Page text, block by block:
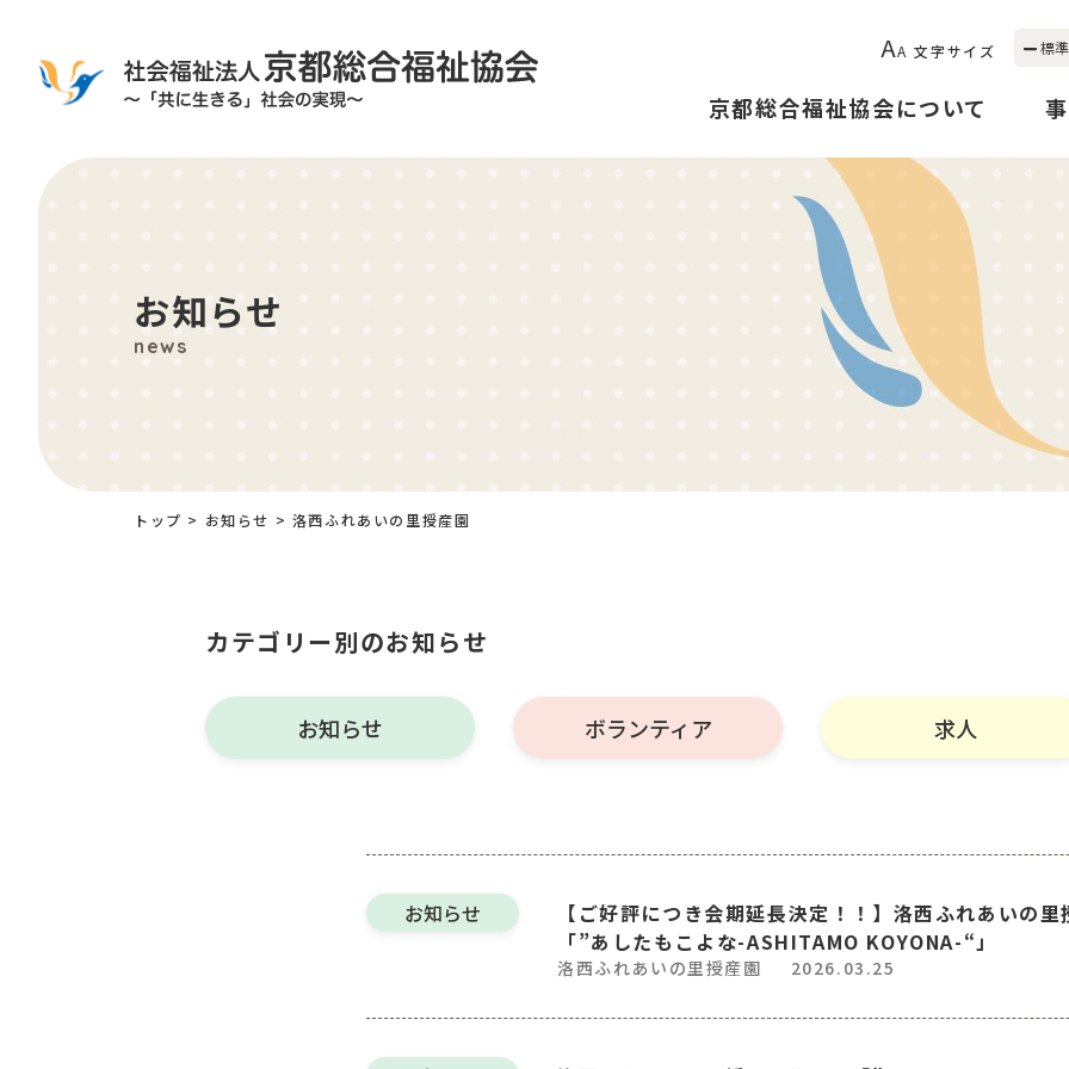
AA 文字サイズ 標準
京都総合福祉協会について
お知らせ
news
トップ > お知らせ > 洛西ふれあいの里授産園
カテゴリー別のお知らせ
お知らせ ボランティア 求人
お知らせ
【ご好評につき会期延長決定！！】洛西ふれあいの里
「”あしたもこよな-ASHITAMO KOYONA-“」
洛西ふれあいの里授産園 2026.03.25